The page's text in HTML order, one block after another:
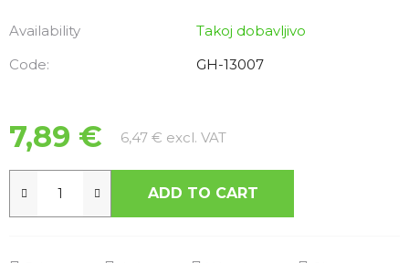
Availability
Takoj dobavljivo
Code:
GH-13007
7,89 € 6,47 € excl. VATMeasure price:
ADD TO CART